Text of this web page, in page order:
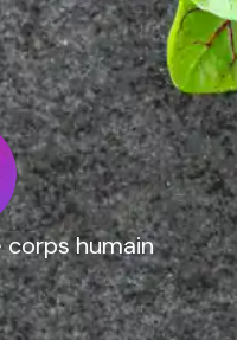
corps humain